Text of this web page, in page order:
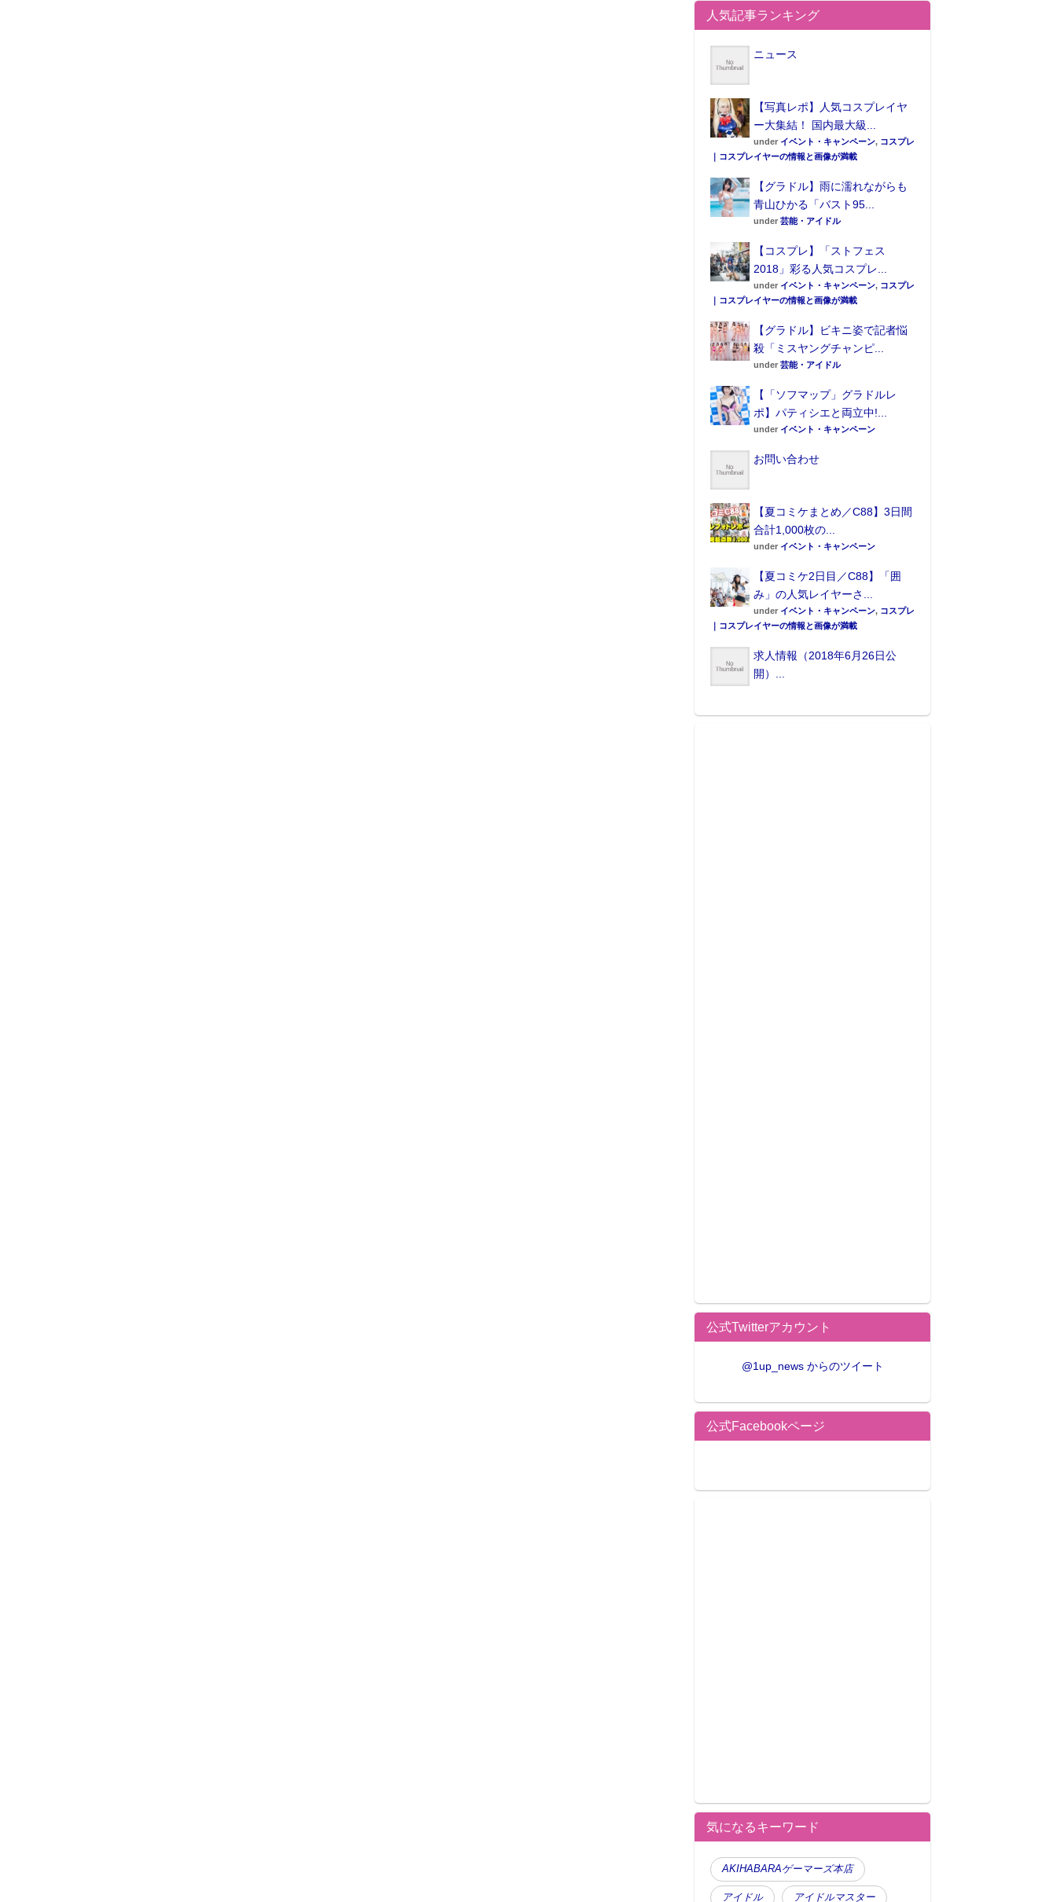
人気記事ランキング
ニュース
【写真レポ】人気コスプレイヤ
ー大集結！ 国内最大級...
under イベント・キャンペーン, コスプレ
｜コスプレイヤーの情報と画像が満載
【グラドル】雨に濡れながらも
青山ひかる「バスト95...
under 芸能・アイドル
【コスプレ】「ストフェス
2018」彩る人気コスプレ...
under イベント・キャンペーン, コスプレ
｜コスプレイヤーの情報と画像が満載
【グラドル】ビキニ姿で記者悩
殺「ミスヤングチャンピ...
under 芸能・アイドル
【「ソフマップ」グラドルレ
ポ】パティシエと両立中!...
under イベント・キャンペーン
お問い合わせ
【夏コミケまとめ／C88】3日間
合計1,000枚の...
under イベント・キャンペーン
【夏コミケ2日目／C88】「囲
み」の人気レイヤーさ...
under イベント・キャンペーン, コスプレ
｜コスプレイヤーの情報と画像が満載
求人情報（2018年6月26日公
開）...
公式Twitterアカウント
@1up_news からのツイート
公式Facebookページ
気になるキーワード
AKIHABARAゲーマーズ本店
アイドル アイドルマスター